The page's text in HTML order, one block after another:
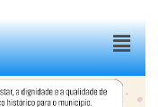
Menu